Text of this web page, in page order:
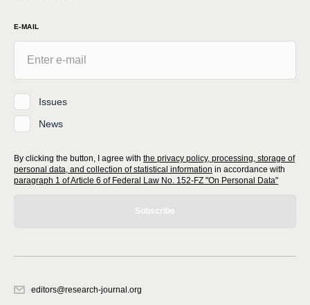
E-MAIL
Issues
News
By clicking the button, I agree with the privacy policy, processing, storage of
personal data, and collection of statistical information in accordance with
paragraph 1 of Article 6 of Federal Law No. 152-FZ "On Personal Data"
Subscribe
editors@research-journal.org